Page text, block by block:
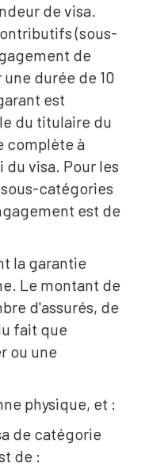
de visa.
(sous-
de
durée de 10
est
du titulaire du
complète à
visa. Pour les
catégories
est de
la garantie
Le montant de
d'assurés, de
fait que
ou une
physique, et :
de catégorie
de :